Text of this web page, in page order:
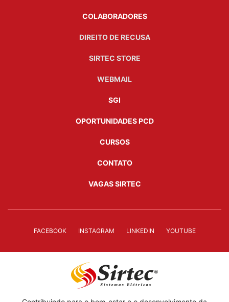
COLABORADORES
DIREITO DE RECUSA
SIRTEC STORE
WEBMAIL
SGI
OPORTUNIDADES PCD
CURSOS
CONTATO
VAGAS SIRTEC
FACEBOOK INSTAGRAM LINKEDIN YOUTUBE